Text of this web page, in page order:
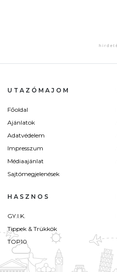
UTAZÓMAJOM
Főoldal
Ajánlatok
Adatvédelem
Impresszum
Médiaajánlat
Sajtómegjelenések
HASZNOS
GY.I.K.
Tippek & Trükkök
TOP10